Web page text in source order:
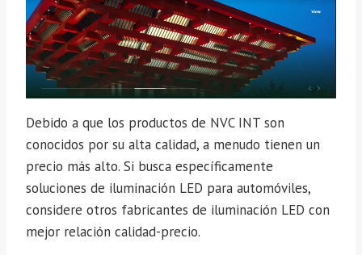
Debido a que los productos de NVC INT son
conocidos por su alta calidad, a menudo tienen un
precio más alto. Si busca específicamente
soluciones de iluminación LED para automóviles,
considere otros fabricantes de iluminación LED con
mejor relación calidad-precio.